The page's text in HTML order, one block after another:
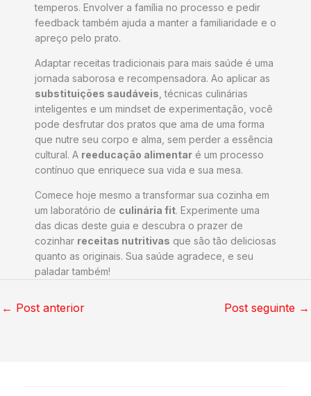
temperos. Envolver a família no processo e pedir
feedback também ajuda a manter a familiaridade e o
apreço pelo prato.
Adaptar receitas tradicionais para mais saúde é uma
jornada saborosa e recompensadora. Ao aplicar as
substituições saudáveis , técnicas culinárias
inteligentes e um mindset de experimentação, você
pode desfrutar dos pratos que ama de uma forma
que nutre seu corpo e alma, sem perder a essência
cultural. A reeducação alimentar é um processo
contínuo que enriquece sua vida e sua mesa.
Comece hoje mesmo a transformar sua cozinha em
um laboratório de culinária fit. Experimente uma
das dicas deste guia e descubra o prazer de
cozinhar receitas nutritivas que são tão deliciosas
quanto as originais. Sua saúde agradece, e seu
paladar também!
← Post anterior Post seguinte →